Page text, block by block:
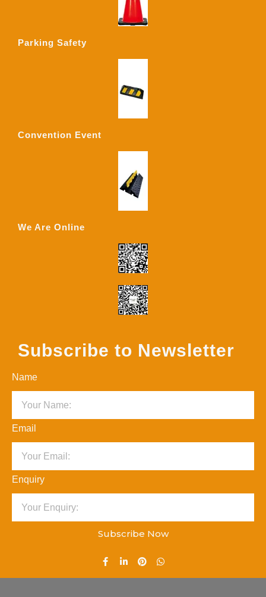
Parking Safety
Convention Event
We Are Online
Subscribe to Newsletter
Name
Email
Enquiry
Subscribe Now